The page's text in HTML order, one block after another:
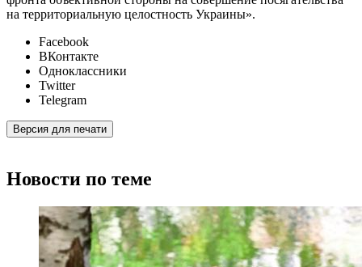
на территориальную целостность Украины».
Facebook
ВКонтакте
Одноклассники
Twitter
Telegram
Версия для печати
Новости по теме